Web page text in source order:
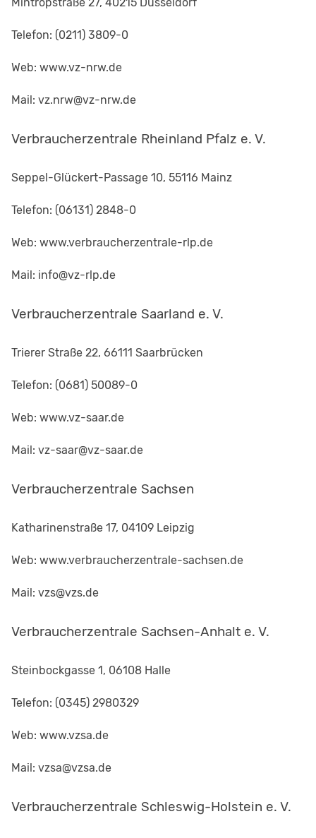
Mintropstraße 27, 40215 Düsseldorf
Telefon: (0211) 3809-0
Web: www.vz-nrw.de
Mail: vz.nrw@vz-nrw.de
Verbraucherzentrale Rheinland Pfalz e. V.
Seppel-Glückert-Passage 10, 55116 Mainz
Telefon: (06131) 2848-0
Web: www.verbraucherzentrale-rlp.de
Mail: info@vz-rlp.de
Verbraucherzentrale Saarland e. V.
Trierer Straße 22, 66111 Saarbrücken
Telefon: (0681) 50089-0
Web: www.vz-saar.de
Mail: vz-saar@vz-saar.de
Verbraucherzentrale Sachsen
Katharinenstraße 17, 04109 Leipzig
Web: www.verbraucherzentrale-sachsen.de
Mail: vzs@vzs.de
Verbraucherzentrale Sachsen-Anhalt e. V.
Steinbockgasse 1, 06108 Halle
Telefon: (0345) 2980329
Web: www.vzsa.de
Mail: vzsa@vzsa.de
Verbraucherzentrale Schleswig-Holstein e. V.